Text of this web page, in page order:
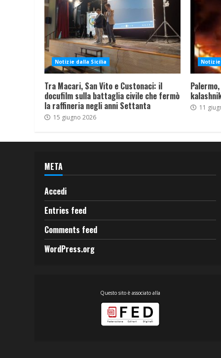
Notizie dalla Sicilia
Tra Macari, San Vito e Custonaci: il
docufilm sulla battaglia civile che fermò
la raffineria negli anni Settanta
15 giugno 2026
11
META
Accedi
Entries feed
Comments feed
WordPress.org
Questo sito è associato alla